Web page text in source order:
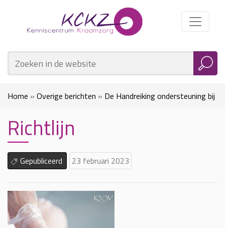
Home » Overige berichten » De Handreiking ondersteuning bij
de transitie van de pasgeborene in de thuissituatie
Richtlijn
Gepubliceerd 23 februari 2023